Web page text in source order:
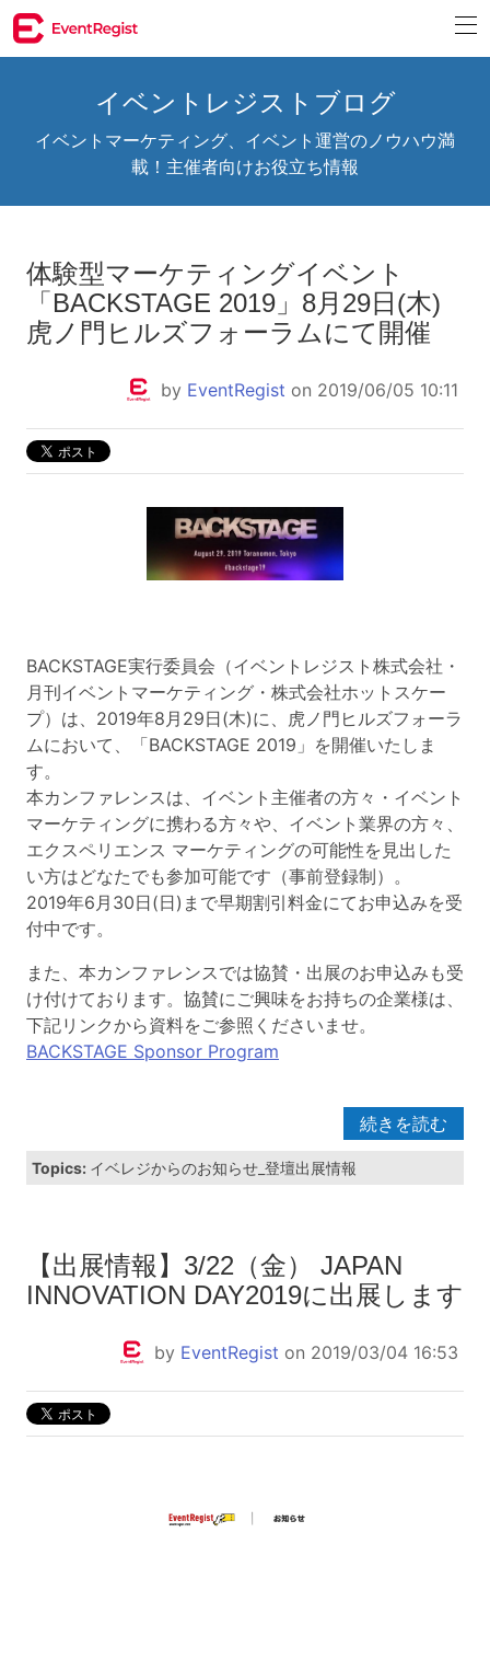
イベントレジストブログ
イベントマーケティング、イベント運営のノウハウ満
載！主催者向けお役立ち情報
体験型マーケティングイベント
「BACKSTAGE 2019」8月29日(木)
虎ノ門ヒルズフォーラムにて開催
by EventRegist on 2019/06/05 10:11
BACKSTAGE実行委員会（イベントレジスト株式会社・
月刊イベントマーケティング・株式会社ホットスケー
プ）は、 2019年8 月29日(木)に、虎ノ門ヒルズフォーラ
ムにおいて、「BACKSTAGE 2019 」を開催いたしま
す。
本カンファレンスは、イベント主催者の方々・イベント
マーケティングに携わる方々や、イベント業界の方々、
エクスペリエンス マーケティングの可能性を見出した
い方はどなたでも参加可能です（事前登録制）。
2019年6月30日(日) まで早期割引料金にてお申込みを受
付中です。
また、本カンファレンスでは協賛・出展のお申込みも受
け付けております。協賛にご興味をお持ちの企業様は、
下記リンクから資料をご参照くださいませ。
BACKSTAGE Sponsor Program
続きを読む
Topics: イベレジからのお知らせ_登壇出展情報
【出展情報】3/22（金） JAPAN
INNOVATION DAY2019に出展します
by EventRegist on 2019/03/04 16:53